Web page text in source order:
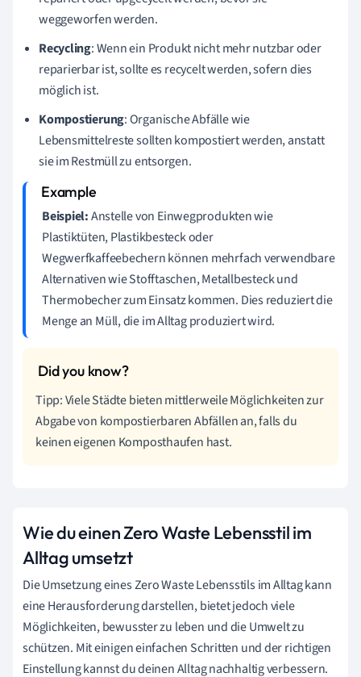
weggeworfen werden.
Recycling: Wenn ein Produkt nicht mehr nutzbar oder
reparierbar ist, sollte es recycelt werden, sofern dies
möglich ist.
Kompostierung: Organische Abfälle wie
Lebensmittelreste sollten kompostiert werden, anstatt
sie im Restmüll zu entsorgen.
Beispiel:Anstelle von Einwegprodukten wie
Plastiktüten, Plastikbesteck oder
Wegwerfkaffeebechern können mehrfach verwendbare
Alternativen wie Stofftaschen, Metallbesteck und
Thermobecher zum Einsatz kommen. Dies reduziert die
Menge an Müll, die im Alltag produziert wird.
Tipp: Viele Städte bieten mittlerweile Möglichkeiten zur
Abgabe von kompostierbaren Abfällen an, falls du
keinen eigenen Komposthaufen hast.
Wie du einen Zero Waste Lebensstil im
Alltag umsetzt
Die Umsetzung eines Zero Waste Lebensstils im Alltag kann
eine Herausforderung darstellen, bietet jedoch viele
Möglichkeiten, bewusster zu leben und die Umwelt zu
schützen. Mit einigen einfachen Schritten und der richtigen
Einstellung kannst du deinen Alltag nachhaltig verbessern.